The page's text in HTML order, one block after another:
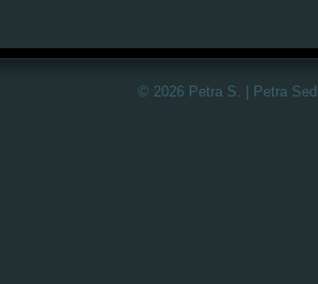
© 2026 Petra S. | Petra